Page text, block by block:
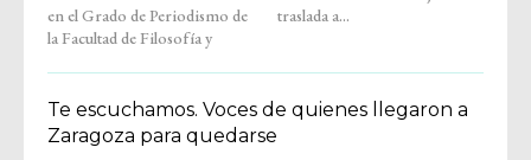
en el Grado de Periodismo de
la Facultad de Filosofía y
traslada a...
Te escuchamos. Voces de quienes llegaron a
Zaragoza para quedarse